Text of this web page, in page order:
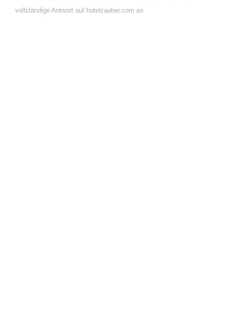
vollständige Antwort auf hotelzauber.com an